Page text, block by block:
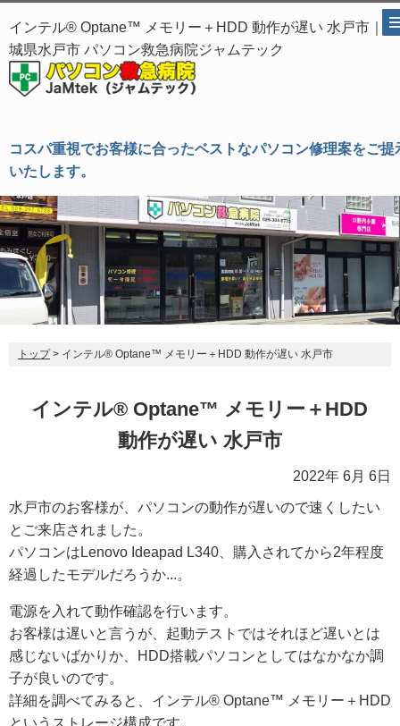
インテル® Optane™ メモリー＋HDD 動作が遅い 水戸市｜茨
城県水戸市 パソコン救急病院ジャムテック
コスパ重視でお客様に合ったベストなパソコン修理案をご提
いたします。
トップ> インテル® Optane™ メモリー＋HDD 動作が遅い 水戸市
インテル® Optane™ メモリー＋HDD
動作が遅い 水戸市
2022年 6月 6日
水戸市のお客様が、パソコンの動作が遅いので速くしたい
とご来店されました。
パソコンはLenovo Ideapad L340、購入されてから2年程度
経過したモデルだろうか...。
電源を入れて動作確認を行います。
お客様は遅いと言うが、起動テストではそれほど遅いとは
感じないばかりか、HDD搭載パソコンとしてはなかなか調
子が良いのです。
詳細を調べてみると、インテル® Optane™ メモリー＋HDD
というストレージ構成です。